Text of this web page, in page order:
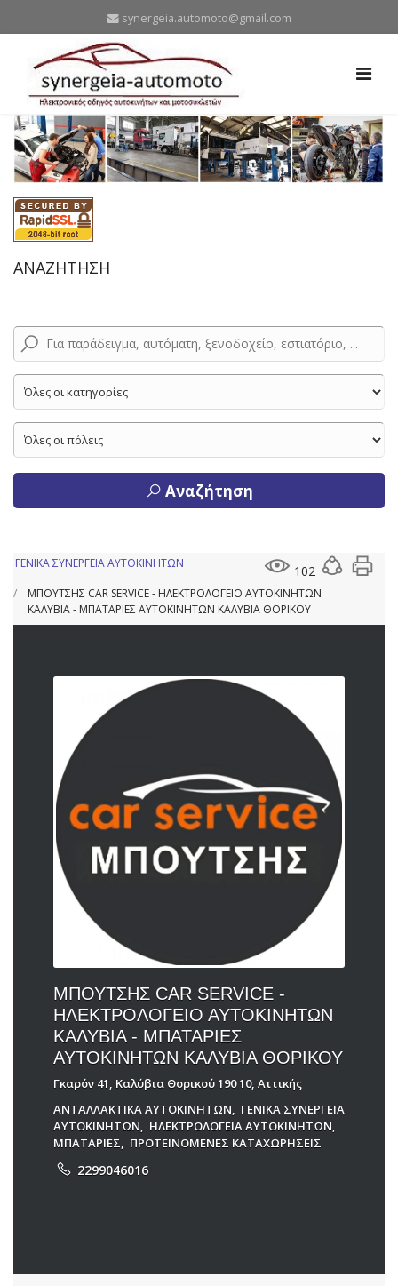
synergeia.automoto@gmail.com
ΑΝΑΖΗΤΗΣΗ
Αναζήτηση
102
ΓΕΝΙΚΑ ΣΥΝΕΡΓΕΙΑ ΑΥΤΟΚΙΝΗΤΩΝ
ΜΠΟΥΤΣΗΣ CAR SERVICE - ΗΛΕΚΤΡΟΛΟΓΕΙΟ ΑΥΤΟΚΙΝΗΤΩΝ
ΚΑΛΥΒΙΑ - ΜΠΑΤΑΡΙΕΣ ΑΥΤΟΚΙΝΗΤΩΝ ΚΑΛΥΒΙΑ ΘΟΡΙΚΟΥ
ΜΠΟΥΤΣΗΣ CAR SERVICE -
ΗΛΕΚΤΡΟΛΟΓΕΙΟ ΑΥΤΟΚΙΝΗΤΩΝ
ΚΑΛΥΒΙΑ - ΜΠΑΤΑΡΙΕΣ
ΑΥΤΟΚΙΝΗΤΩΝ ΚΑΛΥΒΙΑ ΘΟΡΙΚΟΥ
Γκαρόν 41, Καλύβια Θορικού 190 10, Αττικής
ΑΝΤΑΛΛΑΚΤΙΚΑ ΑΥΤΟΚΙΝΗΤΩΝ, ΓΕΝΙΚΑ ΣΥΝΕΡΓΕΙΑ
ΑΥΤΟΚΙΝΗΤΩΝ, ΗΛΕΚΤΡΟΛΟΓΕΙΑ ΑΥΤΟΚΙΝΗΤΩΝ,
ΜΠΑΤΑΡΙΕΣ, ΠΡΟΤΕΙΝΟΜΕΝΕΣ ΚΑΤΑΧΩΡΗΣΕΙΣ
2299046016